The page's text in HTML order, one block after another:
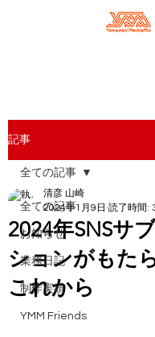
記事
全ての記事
お知らせ
業務日記
制作実績
YMM Friends
全ての記事
2024年SNSサ
ションがもた
これから
清彦 山崎
2024年1月9日 読了時間: